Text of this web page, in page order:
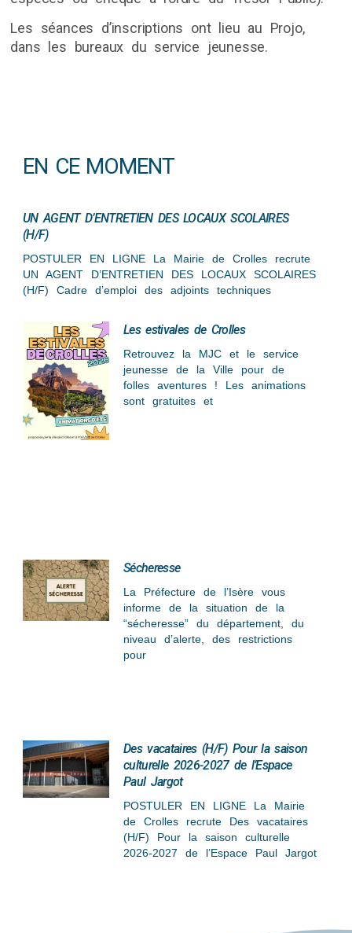
Les séances d’inscriptions ont lieu au Projo,
dans les bureaux du service jeunesse.
EN CE MOMENT
UN AGENT D’ENTRETIEN DES LOCAUX SCOLAIRES
(H/F)
POSTULER EN LIGNE La Mairie de Crolles recrute
UN AGENT D’ENTRETIEN DES LOCAUX SCOLAIRES
(H/F) Cadre d’emploi des adjoints techniques
Les estivales de Crolles
Retrouvez la MJC et le service
jeunesse de la Ville pour de
folles aventures ! Les animations
sont gratuites et
Sécheresse
La Préfecture de l’Isère vous
informe de la situation de la
“sécheresse” du département, du
niveau d’alerte, des restrictions
pour
Des vacataires (H/F) Pour la saison
culturelle 2026-2027 de l’Espace
Paul Jargot
POSTULER EN LIGNE La Mairie
de Crolles recrute Des vacataires
(H/F) Pour la saison culturelle
2026-2027 de l’Espace Paul Jargot